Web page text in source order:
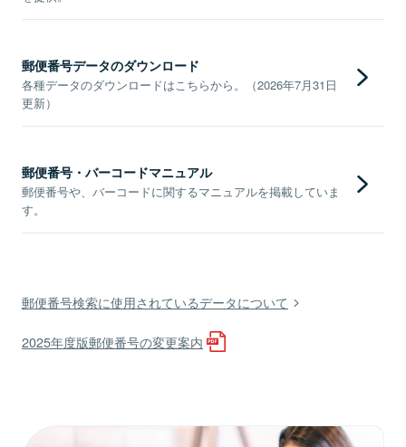
郵便番号データのダウンロード
各種データのダウンロードはこちらから。（2026年7月31日
更新）
郵便番号・バーコードマニュアル
郵便番号や、バーコードに関するマニュアルを掲載していま
す。
郵便番号検索に使用されているデータについて
2025年度版郵便番号の変更案内